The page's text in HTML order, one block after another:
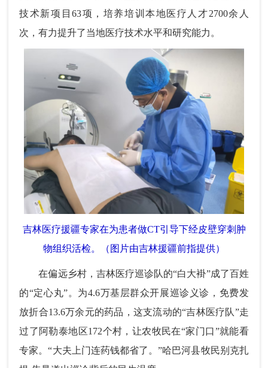
技术新项目63项，培养培训本地医疗人才2700余人
次，有力提升了当地医疗技术水平和研究能力。
吉林医疗援疆专家在为患者做CT引导下经皮壁穿刺肿
物组织活检。（图片由吉林援疆前指提供）
在偏远乡村，吉林医疗巡诊队的“白大褂”成了百姓
的“定心丸”。为4.6万基层群众开展巡诊义诊，免费发
放折合13.6万余元的药品，这支流动的“吉林医疗队”走
过了阿勒泰地区172个村，让农牧民在“家门口”就能看
专家。“大夫上门连药钱都省了。”哈巴河县牧民别克扎